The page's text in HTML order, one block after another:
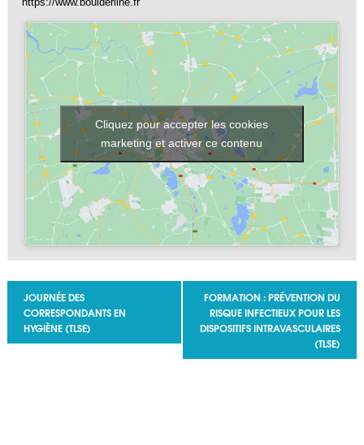
Cliquez pour accepter les cookies
marketing et activer ce contenu
Navigation Évènement
JOURNÉE DES
CORRESPONDANTS EN
HYGIÈNE (TLSE)
FORMATION : PRÉVENTION DU
RISQUE INFECTIEUX POUR LES
DISPOSITIFS INTRAVASCULAIRES
(TLSE)